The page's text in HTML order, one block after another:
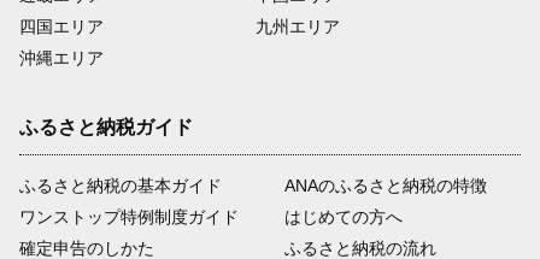
四国エリア
沖縄エリア
九州エリア
ふるさと納税ガイド
ふるさと納税の基本ガイド
ワンストップ特例制度ガイド
確定申告のしかた
ANAのふるさと納税の特徴
はじめての方へ
ふるさと納税の流れ